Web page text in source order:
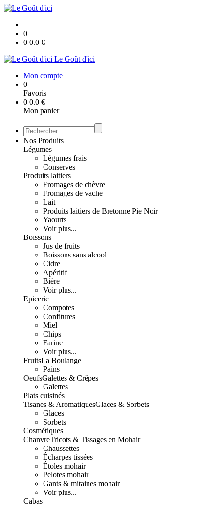
0
0 0.0 €
Le Goût d'ici
Mon compte
0
Favoris
0 0.0 €
Mon panier
Nos Produits
Légumes
Légumes frais
Conserves
Produits laitiers
Fromages de chèvre
Fromages de vache
Lait
Produits laitiers de Bretonne Pie Noir
Yaourts
Voir plus...
Boissons
Jus de fruits
Boissons sans alcool
Cidre
Apéritif
Bière
Voir plus...
Epicerie
Compotes
Confitures
Miel
Chips
Farine
Voir plus...
FruitsLa Boulange
Pains
OeufsGalettes & Crêpes
Galettes
Plats cuisinés
Tisanes & AromatiquesGlaces & Sorbets
Glaces
Sorbets
Cosmétiques
ChanvreTricots & Tissages en Mohair
Chaussettes
Écharpes tissées
Étoles mohair
Pelotes mohair
Gants & mitaines mohair
Voir plus...
Cabas